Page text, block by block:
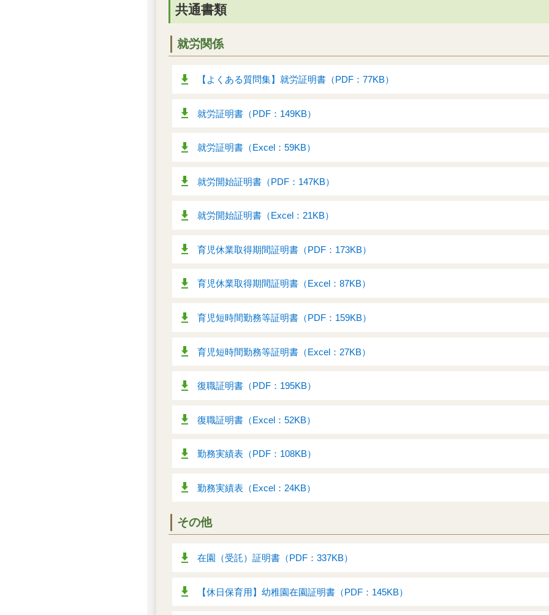
共通書類
就労関係
【よくある質問集】就労証明書（PDF：77KB）
就労証明書（PDF：149KB）
就労証明書（Excel：59KB）
就労開始証明書（PDF：147KB）
就労開始証明書（Excel：21KB）
育児休業取得期間証明書（PDF：173KB）
育児休業取得期間証明書（Excel：87KB）
育児短時間勤務等証明書（PDF：159KB）
育児短時間勤務等証明書（Excel：27KB）
復職証明書（PDF：195KB）
復職証明書（Excel：52KB）
勤務実績表（PDF：108KB）
勤務実績表（Excel：24KB）
その他
在園（受託）証明書（PDF：337KB）
【休日保育用】幼稚園在園証明書（PDF：145KB）